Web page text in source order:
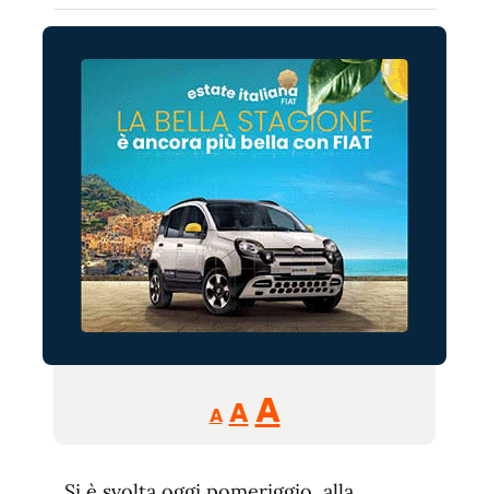
A
Reducir
tamaño
A Restablecer
de
AAumentar